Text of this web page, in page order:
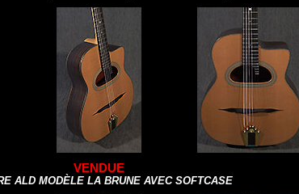
VENDUE
ALD MODÈLE LA BRUNE AVEC SOFTCASE